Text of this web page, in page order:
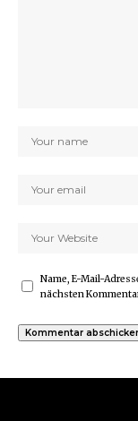
Name, E-Mail-
nächsten